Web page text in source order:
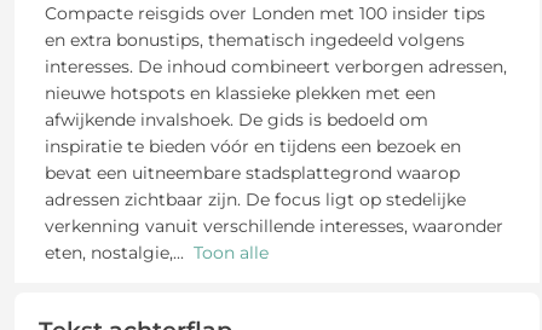
Compacte reisgids over Londen met 100 insider tips
en extra bonustips, thematisch ingedeeld volgens
interesses. De inhoud combineert verborgen adressen,
nieuwe hotspots en klassieke plekken met een
afwijkende invalshoek. De gids is bedoeld om
inspiratie te bieden vóór en tijdens een bezoek en
bevat een uitneembare stadsplattegrond waarop
adressen zichtbaar zijn. De focus ligt op stedelijke
verkenning vanuit verschillende interesses, waaronder
eten, nostalgie,... Toon alle